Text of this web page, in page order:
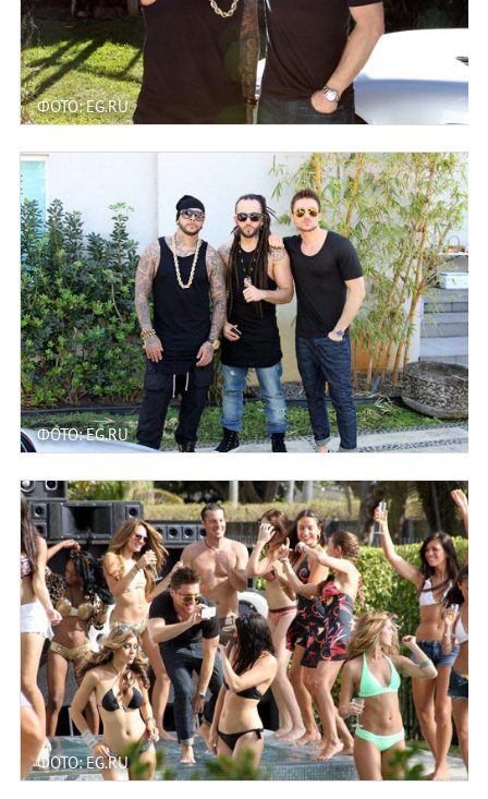
ФОТО: EG.RU
ФОТО: EG.RU
ФОТО: EG.RU